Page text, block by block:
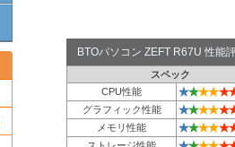
BTOパソコン ZEFT R67U 性能
スペック
CPU性能
★★★★★
グラフィック性能 ★★★★★
メモリ性能 ★★★★★